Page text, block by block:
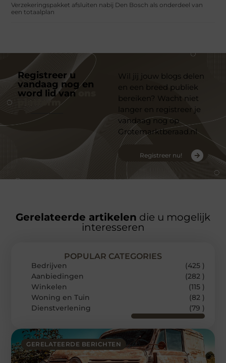
Verzekeringspakket afsluiten nabij Den Bosch als onderdeel van
een totaalplan
Registreer u
vandaag nog en
word lid van
platform
Wil jij jouw blogs delen
en een breed publiek
bereiken? Wacht niet
langer en registreer je
vandaag nog op
Grotemarktberaad.nl
Registreer nu!
Gerelateerde artikelen die u mogelijk
interesseren
GERELATEERDE BERICHTEN
POPULAR CATEGORIES
Bedrijven
(425 )
Aanbiedingen
(282 )
Winkelen
(115 )
Woning en Tuin
(82 )
Dienstverlening
(79 )